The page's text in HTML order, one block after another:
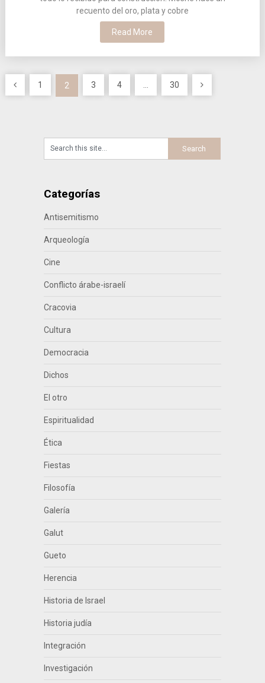
recuento del oro, plata y cobre
Read More
Paginación
1 2 3 4 30
Categorías
Antisemitismo
Arqueología
Cine
Conflicto árabe-israelí
Cracovia
Cultura
Democracia
Dichos
El otro
Espiritualidad
Ética
Fiestas
Filosofía
Galería
Galut
Gueto
Herencia
Historia de Israel
Historia judía
Integración
Investigación